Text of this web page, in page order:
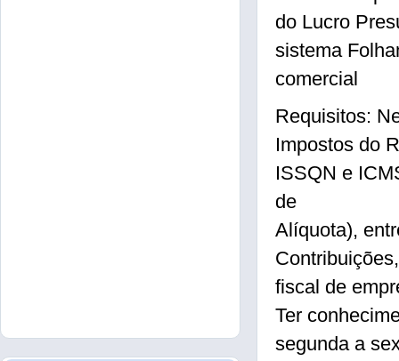
do Lucro
sistema
comercial
Requisitos:
Impostos do
ISSQN e
de
Alíquota),
fiscal de
Ter
segunda a